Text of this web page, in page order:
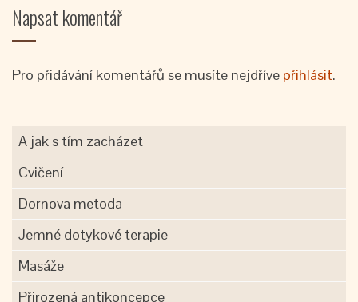
Napsat komentář
Pro přidávání komentářů se musíte nejdříve přihlásit.
A jak s tím zacházet
Cvičení
Dornova metoda
Jemné dotykové terapie
Masáže
Přirozená antikoncepce